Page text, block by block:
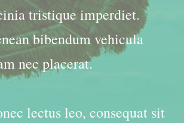
tristique imperdiet.
bibendum vehicula
nec placerat.
lectus leo, consequat sit